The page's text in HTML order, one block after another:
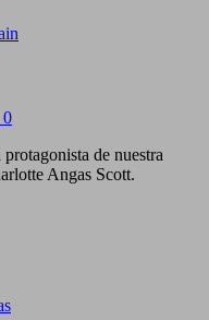
0
de nuestra
Angas Scott.